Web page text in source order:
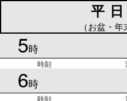
平日
（お盆・
5時
時刻
6時
時刻